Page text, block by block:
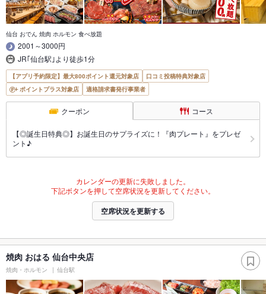
仙台 おでん 焼肉 ホルモン 食べ放題
2001～3000円
JR｢仙台駅｣より徒歩1分
【アプリ予約限定】最大800ポイント還元対象店
口コミ投稿特典対象店
ポイントプラス対象店
適格請求書発行事業者
クーポン コース
【◎誕生日特典◎】お誕生日のサプライズに！『肉プレート』をプレゼ
ント♪
カレンダーの更新に失敗しました。
下記ボタンを押して空席状況を更新してください。
空席状況を更新する
焼肉 おはる 仙台中央店
焼肉・ホルモン 仙台駅